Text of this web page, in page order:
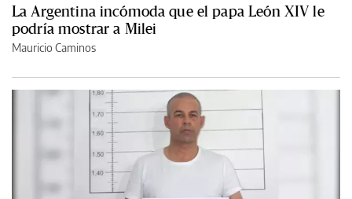
La Argentina incómoda que el papa León XIV le
podría mostrar a Milei
Mauricio Caminos